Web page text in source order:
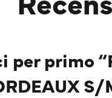
per primo